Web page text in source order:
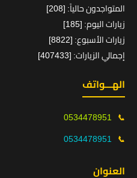
المتواجدون حالياً: [208]
زيارات اليوم: [185]
زيارات الأسبوع: [8822]
إجمالي الزيارات: [407433]
الهـــواتف
📞
0534478951
📞
0534478951
العنوان